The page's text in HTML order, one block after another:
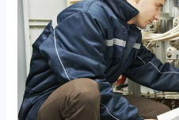
Teknisi
K3
Listrik
November